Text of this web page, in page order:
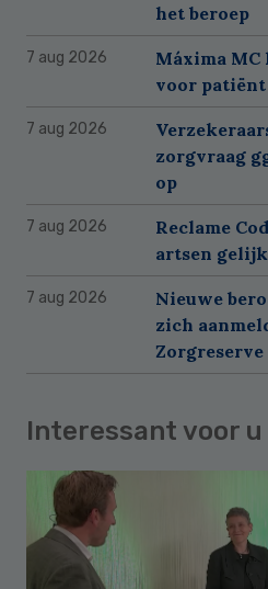
het beroep
7 aug 2026
Máxima
voor
7 aug 2026
zorgvraag
op
7 aug 2026
Reclame
artsen
7 aug 2026
Nieuwe
zich
Zorgreserve
Interessant voor u